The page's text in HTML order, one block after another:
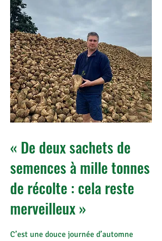
« De deux sachets de
semences à mille tonnes
de récolte : cela reste
merveilleux »
C’est une douce journée d’automne